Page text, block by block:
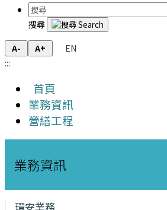
搜尋
A- A+
EN
:::
首頁
業務資訊
營繕工程
業務資訊
環安業務